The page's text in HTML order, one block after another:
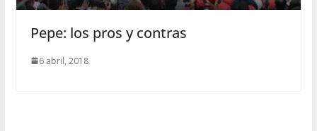
Pepe: los pros y contras
6 abril, 2018